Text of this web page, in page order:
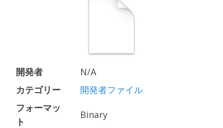
開発者
N/A
カテゴリー
開発者ファイル
フォーマッ
ト
Binary